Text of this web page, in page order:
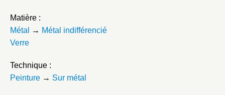
Matière :
Métal
→ Métal indifférencié
Verre
Technique :
Peinture → Sur métal